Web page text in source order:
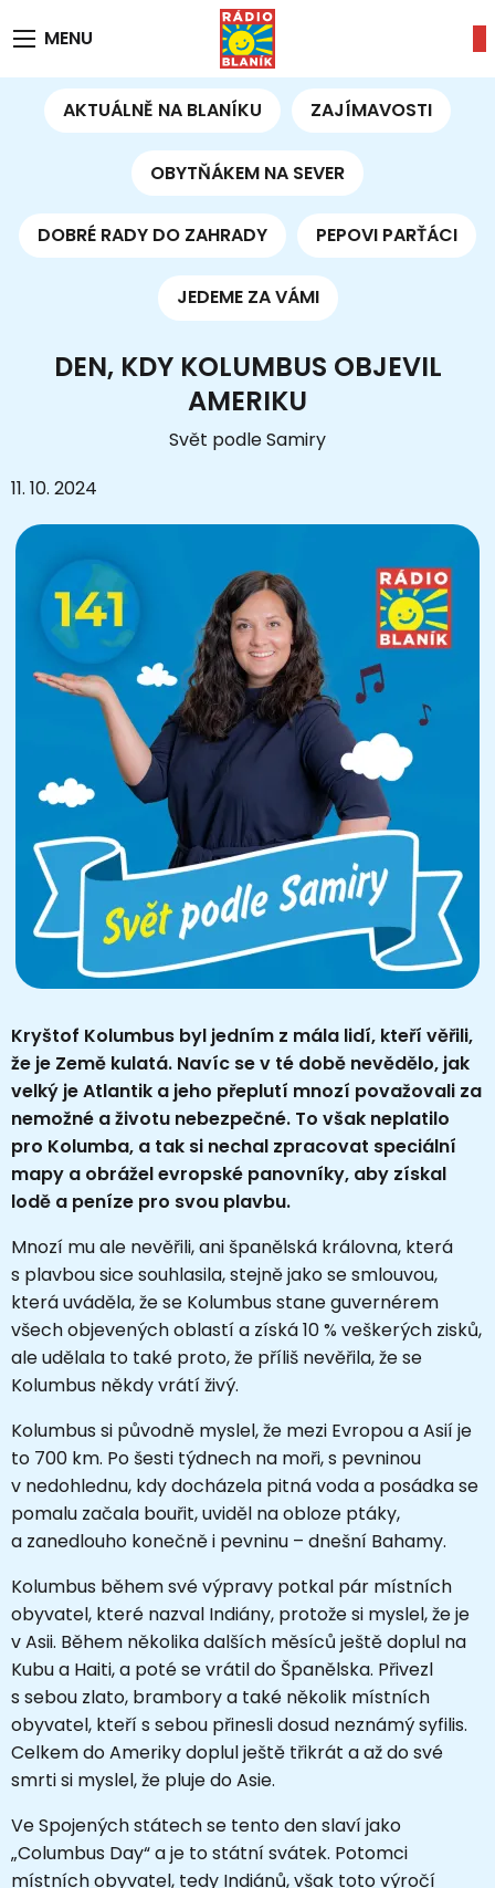
MENU
AKTUÁLNĚ NA BLANÍKU ZAJÍMAVOSTI
OBYTŇÁKEM NA SEVER
DOBRÉ RADY DO ZAHRADY PEPOVI PARŤÁCI
JEDEME ZA VÁMI
DEN, KDY KOLUMBUS OBJEVIL
AMERIKU
Svět podle Samiry
11. 10. 2024
Kryštof Kolumbus byl jedním z mála lidí, kteří věřili,
že je Země kulatá. Navíc se v té době nevědělo, jak
velký je Atlantik a jeho přeplutí mnozí považovali za
nemožné a životu nebezpečné. To však neplatilo
pro Kolumba, a tak si nechal zpracovat speciální
mapy a obrážel evropské panovníky, aby získal
lodě a peníze pro svou plavbu.
Mnozí mu ale nevěřili, ani španělská královna, která
s plavbou sice souhlasila, stejně jako se smlouvou,
která uváděla, že se Kolumbus stane guvernérem
všech objevených oblastí a získá 10 % veškerých zisků,
ale udělala to také proto, že příliš nevěřila, že se
Kolumbus někdy vrátí živý.
Kolumbus si původně myslel, že mezi Evropou a Asií je
to 700 km. Po šesti týdnech na moři, s pevninou
v nedohlednu, kdy docházela pitná voda a posádka se
pomalu začala bouřit, uviděl na obloze ptáky,
a zanedlouho konečně i pevninu – dnešní Bahamy.
Kolumbus během své výpravy potkal pár místních
obyvatel, které nazval Indiány, protože si myslel, že je
v Asii. Během několika dalších měsíců ještě doplul na
Kubu a Haiti, a poté se vrátil do Španělska. Přivezl
s sebou zlato, brambory a také několik místních
obyvatel, kteří s sebou přinesli dosud neznámý syfilis.
Celkem do Ameriky doplul ještě třikrát a až do své
smrti si myslel, že pluje do Asie.
Ve Spojených státech se tento den slaví jako
„Columbus Day“ a je to státní svátek. Potomci
místních obyvatel, tedy Indiánů, však toto výročí